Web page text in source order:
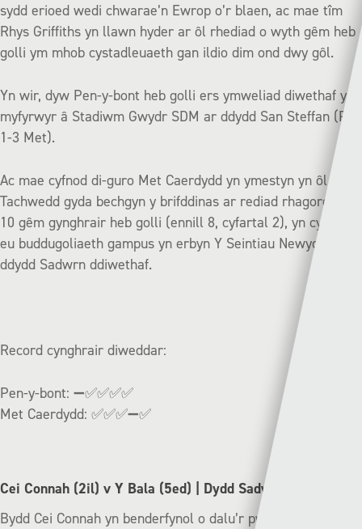
sydd erioed wedi chwarae’n Ewrop o’r blaen, ac mae tîm
Rhys Griffiths yn llawn hyder ar ôl rhediad o wyth gêm heb
golli ym mhob cystadleuaeth gan ildio dim ond dwy gôl.
Yn wir, dyw Pen-y-bont heb golli ers ymweliad diwethaf y
myfyrwyr â Stadiwm Gwydr SDM ar ddydd San Steffan (Pen
1-3 Met).
Ac mae cyfnod di-guro Met Caerdydd yn ymestyn yn ôl i fis
Tachwedd gyda bechgyn y brifddinas ar rediad rhagorol o
10 gêm gynghrair heb golli (ennill 8, cyfartal 2), yn cynnwys
eu buddugoliaeth gampus yn erbyn Y Seintiau Newydd
ddydd Sadwrn ddiwethaf.
Record cynghrair diweddar:
Pen-y-bont: ➖✅✅✅✅
Met Caerdydd: ✅✅✅➖✅
Cei Connah (2il) v Y Bala (5ed) | Dydd Sadwrn – 14:30
Bydd Cei Connah yn benderfynol o dalu’r pwyth yn ôl i’r